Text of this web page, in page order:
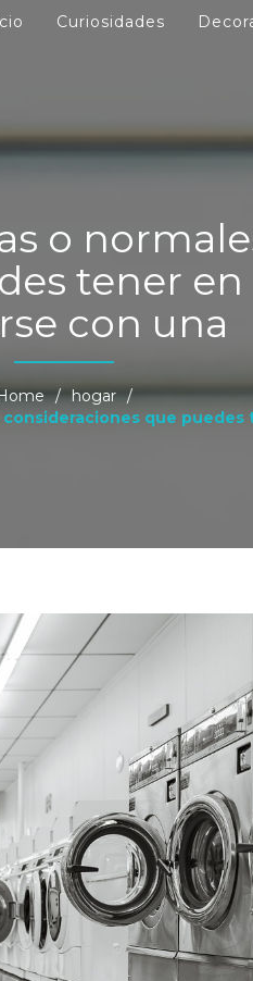
Curiosidades
o
tener
con una
/ hogar /
que